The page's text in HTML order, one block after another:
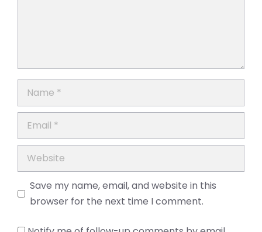
Name
Email
Website
Save my name, email, and website in this
browser for the next time I comment.